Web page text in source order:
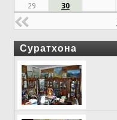
29
30
Суратхона